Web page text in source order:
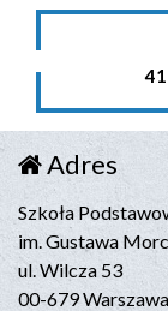
41
Adres
Szkoła
im. Gustawa
ul. Wilcza 53
00-679 Warszawa